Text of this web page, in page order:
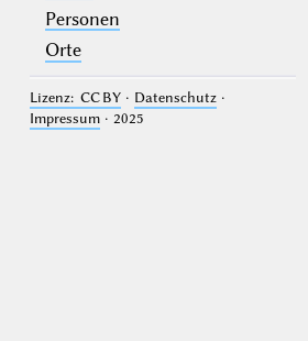
Personen
Orte
Lizenz: CC BY· Datenschutz·
Impressum· 2025